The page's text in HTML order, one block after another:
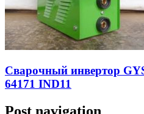
Сварочный инвертор
64171 IND11